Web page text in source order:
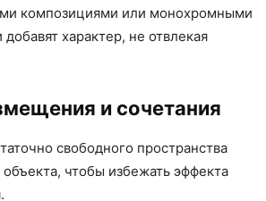
композициями или монохромными
характер, не отвлекая
и сочетания
свободного пространства
объекта, чтобы избежать эффекта